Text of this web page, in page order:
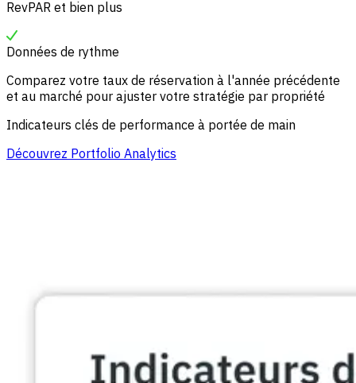
RevPAR et bien plus
Données de rythme
Comparez votre taux de réservation à l'année précédente
et au marché pour ajuster votre stratégie par propriété
Indicateurs clés de performance à portée de main
Découvrez Portfolio Analytics